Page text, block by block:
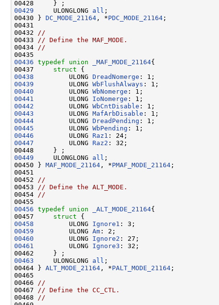
00429
     ULONGLONG
all ;
00430 } DC_MODE_21164 , *PDC_MODE_21164 ;
00431
00432
//
00433
// Define the MAF_MODE.
00434
//
00436 typedef union _MAF_MODE_21164{
00437 struct
00438
         ULONG
DreadNomerge
00439
         ULONG
WbFlushAlways
00440
         ULONG
WbNomerge
00441
         ULONG
IoNomerge
00442
         ULONG
WbCntDisable
00443
         ULONG
MafArbDisable
00444
         ULONG
DreadPending
00445
         ULONG
WbPending
00446
         ULONG
Raz1
00447
         ULONG
Raz2 : 32;
00449
     ULONGLONG
all ;
00450 } MAF_MODE_21164 , *PMAF_MODE_21164 ;
00451
00452
//
00453
// Define the ALT_MODE.
00454
//
00456 typedef union _ALT_MODE_21164{
00457 struct
00458
         ULONG
Ignore1
00459
         ULONG
Am
00460
         ULONG
Ignore2
00461
         ULONG
Ignore3 : 32;
00463
     ULONGLONG
all ;
00464 } ALT_MODE_21164 , *PALT_MODE_21164 ;
00465
00466
//
00467
// Define the CC_CTL.
00468
//